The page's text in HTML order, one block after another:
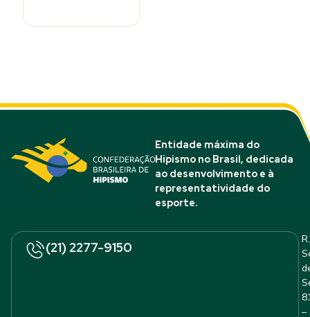
Entidade máxima do
Hipismo no Brasil, dedicada
ao desenvolvimento e à
representatividade do
esporte.
(21) 2277-9150
R.
–